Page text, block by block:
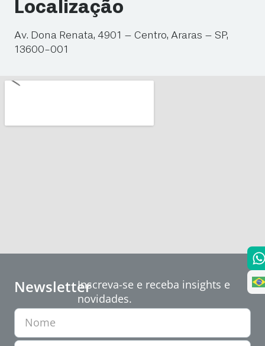
Localização
Av. Dona Renata, 4901 – Centro, Araras – SP,
13600-001
NewsletterInscreva-se e receba insights e
novidades.
Nome